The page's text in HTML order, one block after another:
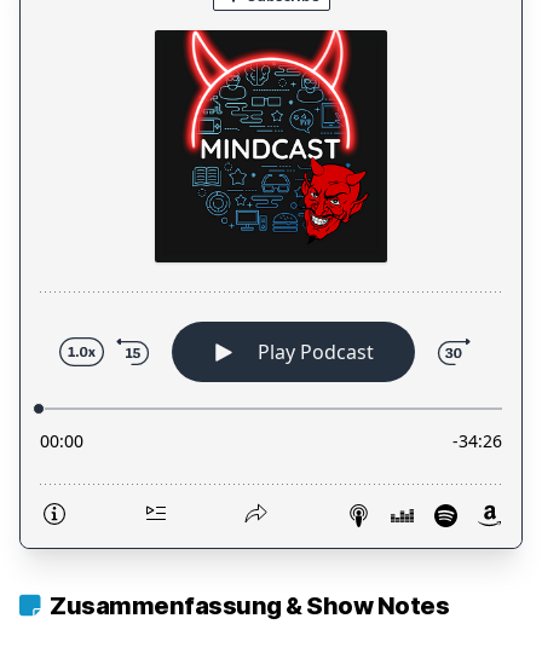
Zusammenfassung & Show Notes